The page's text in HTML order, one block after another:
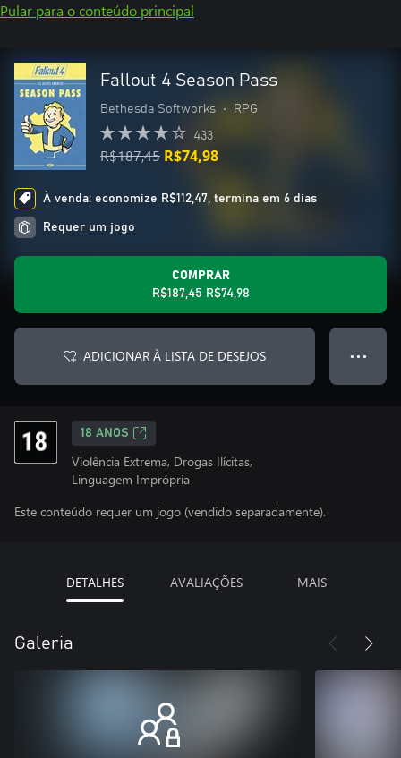
Pular para o conteúdo principal
Fallout 4 Season Pass
Bethesda Softworks • RPG
433
R$187,45 R$74,98
À venda: economize R$112,47, termina em 6 dias
Requer um jogo
COMPRAR
R$187,45 R$74,98
ADICIONAR À LISTA DE DESEJOS ● ● ●
18 ANOS
Violência Extrema, Drogas Ilícitas,
Linguagem Imprópria
Este conteúdo requer um jogo (vendido separadamente).
DETALHES AVALIAÇÕES MAIS
Galeria